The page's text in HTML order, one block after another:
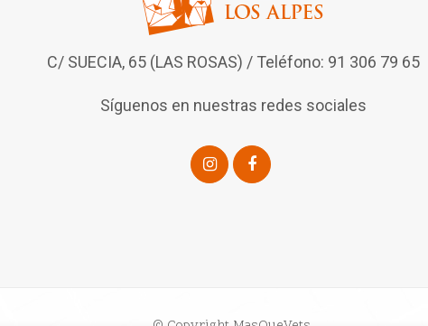
C/ SUECIA, 65 (LAS ROSAS) / Teléfono: 91 306 79 65
Síguenos en nuestras redes sociales